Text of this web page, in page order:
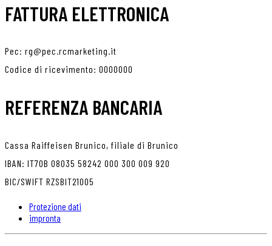
FATTURA ELETTRONICA
Pec: rg@pec.rcmarketing.it
Codice di ricevimento: 0000000
REFERENZA BANCARIA
Cassa Raiffeisen Brunico, filiale di Brunico
IBAN: IT70B 08035 58242 000 300 009 920
BIC/SWIFT RZSBIT21005
Protezione dati
impronta